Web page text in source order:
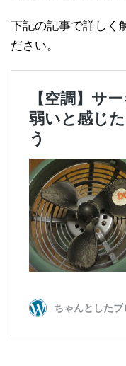
下記の記事で詳しく
ださい。